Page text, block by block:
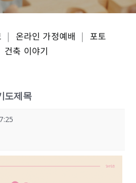
| 온라인 가정예배 | 포토
건축 이야기
도제목